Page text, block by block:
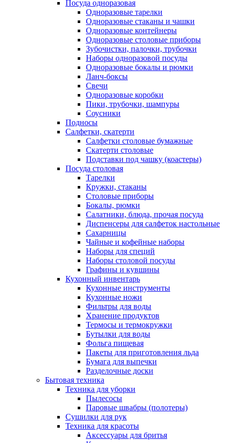
Посуда одноразовая
Одноразовые тарелки
Одноразовые стаканы и чашки
Одноразовые контейнеры
Одноразовые столовые приборы
Зубочистки, палочки, трубочки
Наборы одноразовой посуды
Одноразовые бокалы и рюмки
Ланч-боксы
Свечи
Одноразовые коробки
Пики, трубочки, шампуры
Соусники
Подносы
Салфетки, скатерти
Салфетки столовые бумажные
Скатерти столовые
Подставки под чашку (коастеры)
Посуда столовая
Тарелки
Кружки, стаканы
Столовые приборы
Бокалы, рюмки
Салатники, блюда, прочая посуда
Диспенсеры для салфеток настольные
Сахарницы
Чайные и кофейные наборы
Наборы для специй
Наборы столовой посуды
Графины и кувшины
Кухонный инвентарь
Кухонные инструменты
Кухонные ножи
Фильтры для воды
Хранение продуктов
Термосы и термокружки
Бутылки для воды
Фольга пищевая
Пакеты для приготовления льда
Бумага для выпечки
Разделочные доски
Бытовая техника
Техника для уборки
Пылесосы
Паровые швабры (полотеры)
Сушилки для рук
Техника для красоты
Аксессуары для бритья